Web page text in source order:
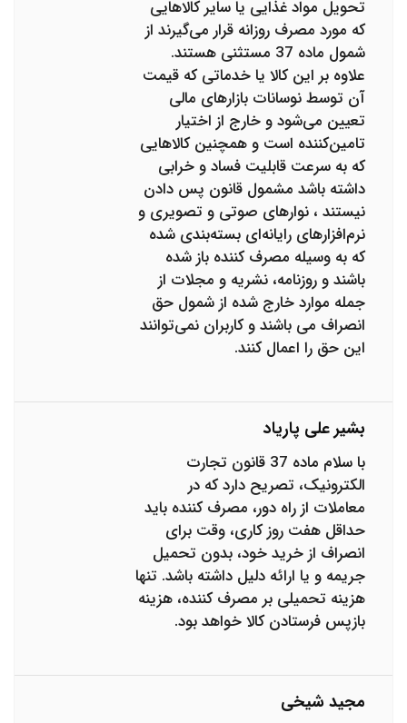
تحویل مواد غذایی یا سایر کالاهایی
که مورد مصرف روزانه قرار می‌گیرند از
شمول ماده 37 مستثنی هستند.
علاوه بر این کالا یا خدماتی که قیمت
آن‌ توسط نوسانات بازارهای مالی
تعیین می‌شود و خارج از اختیار
تامین‌کننده است و همچنین کالاهایی
که به سرعت قابلیت فساد و خرابی
داشته باشد مشمول قانون پس دادن
نیستند ، نوارهای صوتی و تصویری و
نرم‌افزارهای رایانه‌ای بسته‌بندی شده
که به وسیله مصرف‌ کننده باز شده
باشند و روزنامه، نشریه و مجلات از
جمله موارد خارج شده از شمول حق
انصراف می باشند و کاربران نمی‌توانند
این حق را اعمال کنند.
بشیر علی پاریاد
با سلام ماده 37 قانون تجارت
الکترونیک، تصریح دارد که در
معاملات از راه دور، مصرف کننده باید
حداقل هفت روز کاری، وقت برای
انصراف از خرید خود، بدون تحمیل
جریمه و یا ارائه دلیل داشته باشد. تنها
هزینه تحمیلی بر مصرف کننده، هزینه
بازپس فرستادن کالا خواهد بود.
مجید شیخی